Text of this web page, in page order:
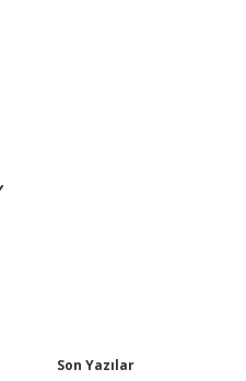
Son Yazılar